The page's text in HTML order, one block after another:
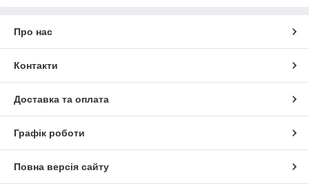
Про нас
Контакти
Доставка та оплата
Графік роботи
Повна версія сайту